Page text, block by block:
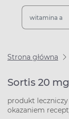
Strona główna
Sortis 20
produkt
okazaniem